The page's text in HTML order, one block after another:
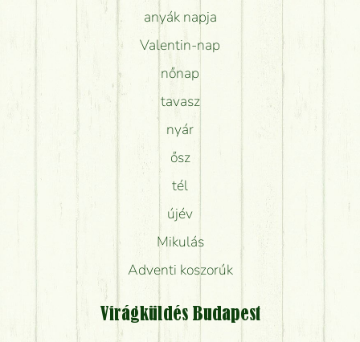
anyák napja
Valentin-nap
nőnap
tavasz
nyár
ősz
tél
újév
Mikulás
Adventi koszorúk
Virágküldés Budapest